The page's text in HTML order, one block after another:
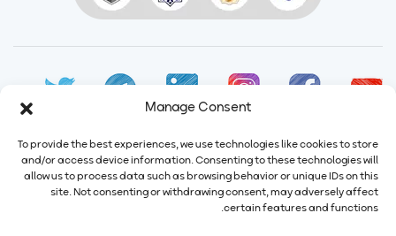
Manage Consent
To provide the best experiences, we use technologies like cookies to store
and/or access device information. Consenting to these technologies will
allow us to process data such as browsing behavior or unique IDs on this
site. Not consenting or withdrawing consent, may adversely affect
certain features and functions.
ایمیل:info@calindairy.com
شماره تماس:۶۷۱۵۲ (۰۲۱)